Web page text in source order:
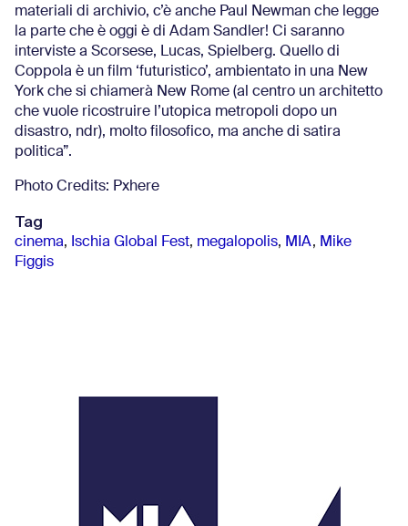
materiali di archivio, c’è anche Paul Newman che legge
la parte che è oggi è di Adam Sandler! Ci saranno
interviste a Scorsese, Lucas, Spielberg. Quello di
Coppola è un film ‘futuristico’, ambientato in una New
York che si chiamerà New Rome (al centro un architetto
che vuole ricostruire l’utopica metropoli dopo un
disastro, ndr), molto filosofico, ma anche di satira
politica”.
Photo Credits: Pxhere
Tag
cinema, Ischia Global Fest, megalopolis, MIA, Mike
Figgis